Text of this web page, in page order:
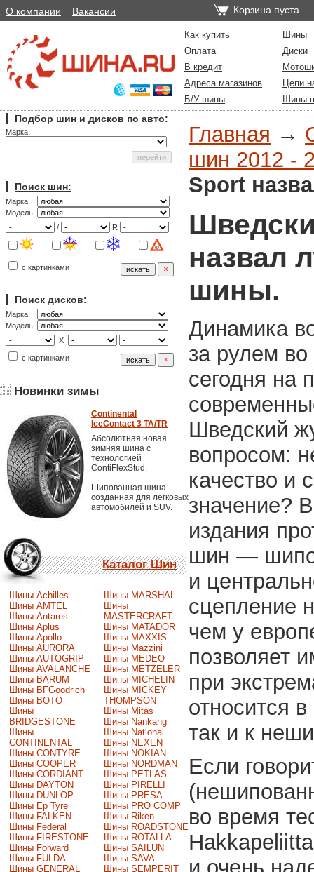
О компании Вакансии Корзина пуста.
Как купить
Шины
Оплата
Диски
В кредит
Адреса магазинов
Цепи
Б/У шины
Шины
Подбор шин и дисков по авто:
Марка:
Поиск шин:
Марка
Модель
/
R
с картинками
Поиск дисков:
Марка
Модель
X
с картинками
Новинки зимы
Continental
IceContact 3 TA/TR
Абсолютная новая
зимняя шина с
технологией
ContiFlexStud.
Шипованная шина
созданная для легковых
автомобилей и SUV.
Каталог Шин
Шины Achilles
Шины AMTEL
Шины Antares
Шины Aplus
Шины Apollo
Шины AURORA
Шины AUTOGRIP
Шины AVALANCHE
Шины BARUM
Шины BFGoodrich
Шины BOTO
Шины
BRIDGESTONE
Шины
CONTINENTAL
Шины CONTYRE
Шины COOPER
Шины CORDIANT
Шины DAYTON
Шины DUNLOP
Шины Ep Tyre
Шины FALKEN
Шины Federal
Шины FIRESTONE
Шины Forward
Шины FULDA
Шины GENERAL
Шины MARSHAL
Шины
MASTERCRAFT
Шины MATADOR
Шины MAXXIS
Шины Mazzini
Шины MEDEO
Шины METZELER
Шины MICHELIN
Шины MICKEY
THOMPSON
Шины Mitas
Шины Nankang
Шины National
Шины NEXEN
Шины NOKIAN
Шины NORDMAN
Шины PETLAS
Шины PIRELLI
Шины PRESA
Шины PRO COMP
Шины Riken
Шины ROADSTONE
Шины ROTALLA
Шины SAILUN
Шины SAVA
Шины SEMPERIT
Главная →
шин 2012 -
Sport
назвал
шины.
Динамика
за рулем
сегодня на
Шведский
вопросом:
качество и
значение?
издания
шин —
и
сцепление
чем у
позволяет
при
относится
так и к
Если
во время